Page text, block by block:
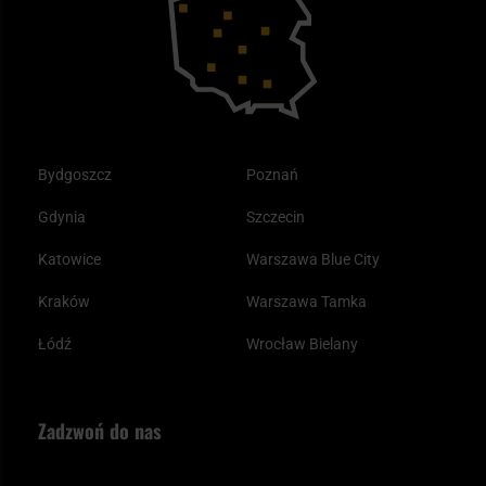
Bydgoszcz
Gdynia
Katowice
Kraków
Łódź
Poznań
Szczecin
Warszawa Blue City
Warszawa Tamka
Wrocław Bielany
Plecak ewakuacyjny preppersa
Zadzwoń do nas